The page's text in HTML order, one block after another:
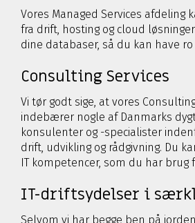
Vores Managed Services
fra drift, hosting og cloud
dine databaser, så du kan have ro
Consulting Services
Vi tør godt sige, at vores
indebærer nogle af Danmarks
konsulenter og -specialister
drift, udvikling og rådgivning. Du
IT kompetencer, som du har brug
IT-driftsydelser i
Selvom vi har begge ben på